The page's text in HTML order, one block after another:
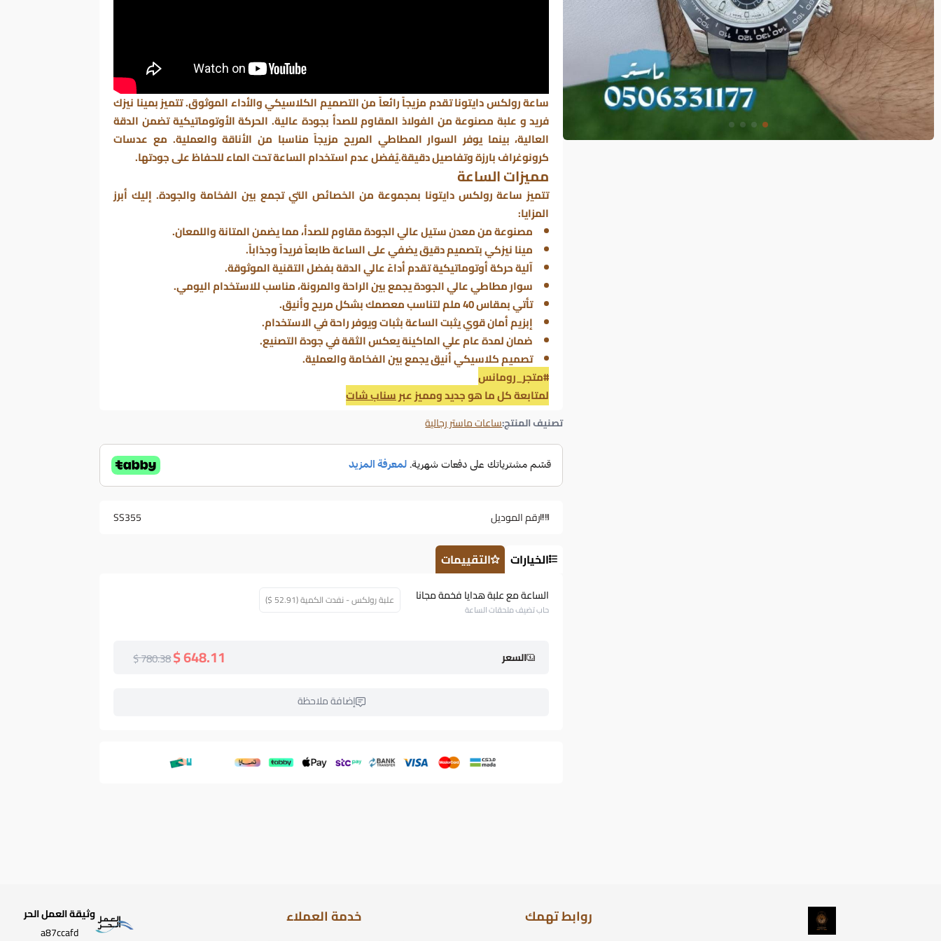
ساعة رولكس دايتونا تقدم مزيجاً رائعاً من التصميم الكلاسيكي والأداء الموثوق. تتميز بمينا نيزك
فريد و علبة مصنوعة من الفولاذ المقاوم للصدأ بجودة عالية. الحركة الأوتوماتيكية تضمن الدقة
العالية، بينما يوفر السوار المطاطي المريح مزيجاً مناسبا من الأناقة والعملية. مع عدسات
كرونوغراف بارزة وتفاصيل دقيقة.يُفضل عدم استخدام الساعة تحت الماء للحفاظ على جودتها.
مميزات الساعة
تتميز ساعة رولكس دايتونا بمجموعة من الخصائص التي تجمع بين الفخامة والجودة. إليك أبرز
المزايا:
مصنوعة من معدن ستيل عالي الجودة مقاوم للصدأ، مما يضمن المتانة واللمعان.
مينا نيزكي بتصميم دقيق يضفي على الساعة طابعاً فريداً وجذاباً.
آلية حركة أوتوماتيكية تقدم أداءً عالي الدقة بفضل التقنية الموثوقة.
سوار مطاطي عالي الجودة يجمع بين الراحة والمرونة، مناسب للاستخدام اليومي.
تأتي بمقاس 40 ملم لتناسب معصمك بشكل مريح وأنيق.
إبزيم أمان قوي يثبت الساعة بثبات ويوفر راحة في الاستخدام.
ضمان لمدة عام علي الماكينة يعكس الثقة في جودة التصنيع.
تصميم كلاسيكي أنيق يجمع بين الفخامة والعملية.
#متجر_رومانس
لمتابعة كل ما هو جديد ومميز عبرسناب شات
تصنيف المنتج:ساعات ماستر رجالية
رقم الموديل SS355
الخيارات التقييمات
الساعة مع علبة هدايا فخمة مجانا
حاب تضيف ملحقات الساعة
علبة رولكس - نفدت الكمية (52.91 $)
السعر 648.11 $
780.38 $
إضافة ملاحظة
روابط تهمك خدمة العملاء
وثيقة العمل الحر
a87ccafd